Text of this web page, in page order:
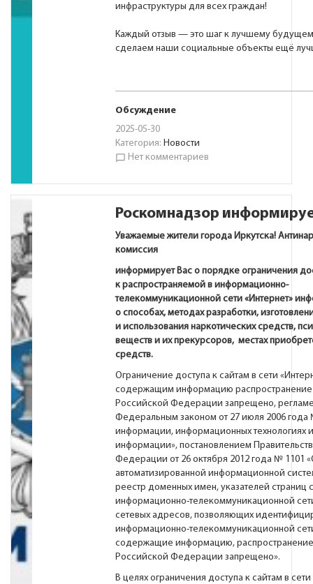
инфраструктуры для всех граждан!
Каждый отзыв — это шаг к лучшему
сделаем наши социальные объекты ещё
Обсуждение
2025-05-30
Категория: Новости
chat_bubble_outline Нет комментариев
Роскомнадзор
Уважаемые жители города Иркутска! А
комиссия
информирует Вас о порядке ограничения
к распространяемой в информационно-
телекоммуникационной сети «Интернет»
о способах, методах разработки,
и использования наркотических средств,
веществ и их прекурсоров, местах
средств.
Ограничение доступа к сайтам в сети
содержащим информацию распространение
Российской Федерации запрещено,
Федеральным законом от 27 июля 2006
информации, информационных технологиях
информации», постановлением
Федерации от 26 октября 2012 года № 1101
автоматизированной информационной
реестр доменных имен, указателей страниц
информационно-телекоммуникационной
сетевых адресов, позволяющих
информационно-телекоммуникационной
содержащие информацию,
Российской Федерации запрещено».
В целях ограничения доступа к сайтам в сети